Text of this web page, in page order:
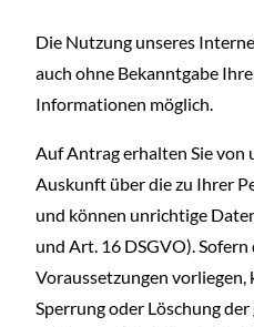
Die Nutzung unseres
auch ohne Bekanntgabe
Informationen möglich.
Auf Antrag erhalten Sie von
Auskunft über die zu Ihrer
und können unrichtige
und Art. 16 DSGVO). Sofern
Voraussetzungen vorliegen,
Sperrung oder Löschung